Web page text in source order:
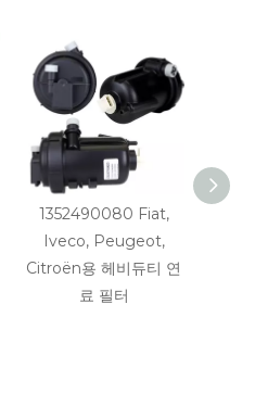
1352490080 Fiat,
Iveco, Peugeot,
Citroën용 헤비듀티 연
료 필터